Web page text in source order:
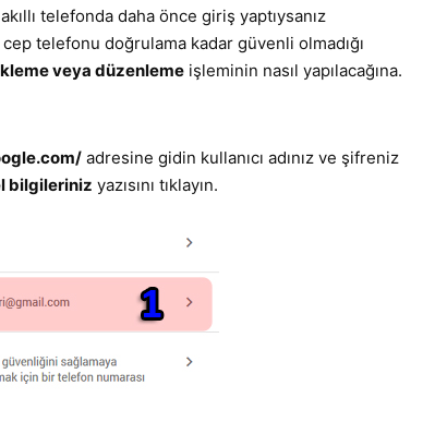
telefonda daha önce giriş yaptıysanız
telefonu doğrulama kadar güvenli olmadığı
veya düzenlemeişleminin nasıl yapılacağına.
adresine gidin kullanıcı adınız ve şifreniz
bilgileriniz yazısını tıklayın.